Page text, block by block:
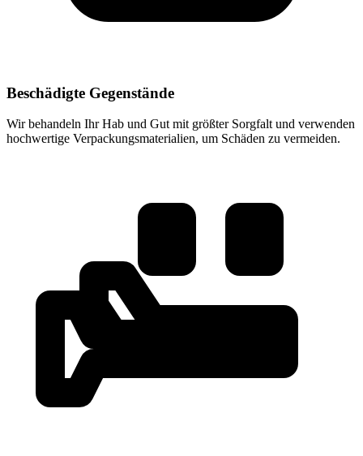
Beschädigte Gegenstände
Wir behandeln Ihr Hab und Gut mit größter Sorgfalt und verwenden
hochwertige Verpackungsmaterialien, um Schäden zu vermeiden.